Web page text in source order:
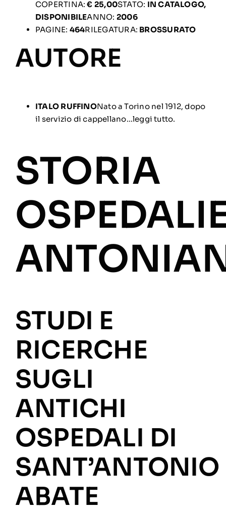
COPERTINA:€ 25,00STATO: IN CATALOGO,
DISPONIBILEANNO: 2006
PAGINE: 464RILEGATURA: BROSSURATO
AUTORE
ITALO RUFFINONato a Torino nel 1912, dopo
il servizio di cappellano…leggi tutto.
STORIA
STUDI E
RICERCHE
SUGLI
ANTICHI
OSPEDALI DI
SANT’ANTONIO
ABATE